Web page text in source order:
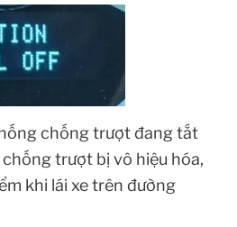
chống trượt đang tắt
trượt bị vô hiệu hóa,
khi lái xe trên đường